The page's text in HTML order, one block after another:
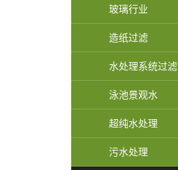
玻璃行业
造纸过滤
水处理系统过滤
泳池景观水
超纯水处理
污水处理